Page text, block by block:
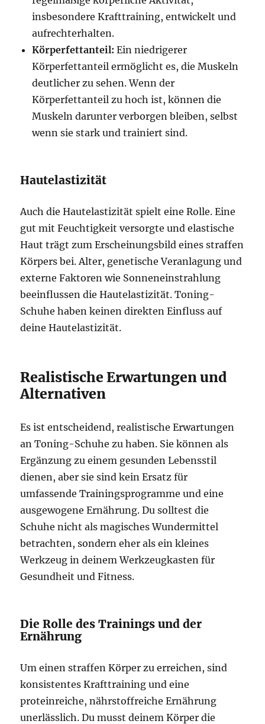
insbesondere Krafttraining, entwickelt und
aufrechterhalten.
Körperfettanteil: Ein niedrigerer
Körperfettanteil ermöglicht es, die Muskeln
deutlicher zu sehen. Wenn der
Körperfettanteil zu hoch ist, können die
Muskeln darunter verborgen bleiben, selbst
wenn sie stark und trainiert sind.
Hautelastizität
Auch die Hautelastizität spielt eine Rolle. Eine
gut mit Feuchtigkeit versorgte und elastische
Haut trägt zum Erscheinungsbild eines straffen
Körpers bei. Alter, genetische Veranlagung und
externe Faktoren wie Sonneneinstrahlung
beeinflussen die Hautelastizität. Toning-
Schuhe haben keinen direkten Einfluss auf
deine Hautelastizität.
Realistische Erwartungen und
Alternativen
Es ist entscheidend, realistische Erwartungen
an Toning-Schuhe zu haben. Sie können als
Ergänzung zu einem gesunden Lebensstil
dienen, aber sie sind kein Ersatz für
umfassende Trainingsprogramme und eine
ausgewogene Ernährung. Du solltest die
Schuhe nicht als magisches Wundermittel
betrachten, sondern eher als ein kleines
Werkzeug in deinem Werkzeugkasten für
Gesundheit und Fitness.
Die Rolle des Trainings und der
Ernährung
Um einen straffen Körper zu erreichen, sind
konsistentes Krafttraining und eine
proteinreiche, nährstoffreiche Ernährung
unerlässlich. Du musst deinem Körper die